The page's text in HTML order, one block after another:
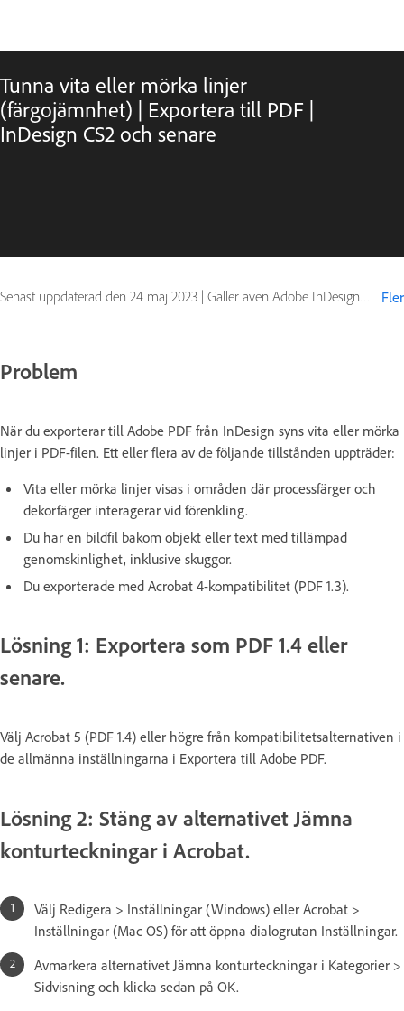
Tunna vita eller mörka linjer
(färgojämnhet) | Exportera till PDF |
InDesign CS2 och senare
Senast uppdaterad den 24 maj 2023 | Gäller även Adobe InDesign CS4, Adobe InDesign CS5, Adobe InDesign CS5.5 Fler
Problem
När du exporterar till Adobe PDF från InDesign syns vita eller mörka
linjer i PDF-filen. Ett eller flera av de följande tillstånden uppträder:
Vita eller mörka linjer visas i områden där processfärger och
dekorfärger interagerar vid förenkling.
Du har en bildfil bakom objekt eller text med tillämpad
genomskinlighet, inklusive skuggor.
Du exporterade med Acrobat 4-kompatibilitet (PDF 1.3).
Lösning 1: Exportera som PDF 1.4 eller
senare.
Välj Acrobat 5 (PDF 1.4) eller högre från kompatibilitetsalternativen i
de allmänna inställningarna i Exportera till Adobe PDF.
Lösning 2: Stäng av alternativet Jämna
konturteckningar i Acrobat.
Välj Redigera > Inställningar (Windows) eller Acrobat >
Inställningar (Mac OS) för att öppna dialogrutan Inställningar.
Avmarkera alternativet Jämna konturteckningar i Kategorier >
Sidvisning och klicka sedan på OK.